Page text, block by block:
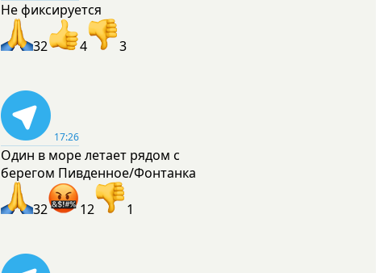
Не фиксируется
32 4 3
17:26
Один в море летает рядом с
берегом Пивденное/Фонтанка
32 12 1